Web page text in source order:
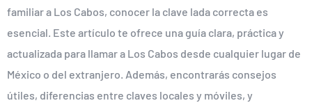
familiar a Los Cabos, conocer la clave lada correcta es
esencial. Este artículo te ofrece una guía clara, práctica y
actualizada para llamar a Los Cabos desde cualquier lugar de
México o del extranjero. Además, encontrarás consejos
útiles, diferencias entre claves locales y móviles, y